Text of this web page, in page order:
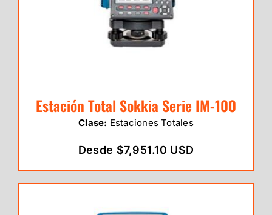
Estación Total Sokkia Serie IM-100
Clase: Estaciones Totales
Desde $7,951.10 USD